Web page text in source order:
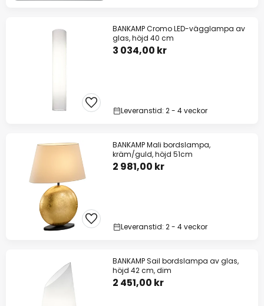
BANKAMP Cromo LED-vägglampa av
glas, höjd 40 cm
3 034,00 kr
Leveranstid: 2 - 4 veckor
BANKAMP Mali bordslampa,
kräm/guld, höjd 51cm
2 981,00 kr
Leveranstid: 2 - 4 veckor
BANKAMP Sail bordslampa av glas,
höjd 42 cm, dim
2 451,00 kr